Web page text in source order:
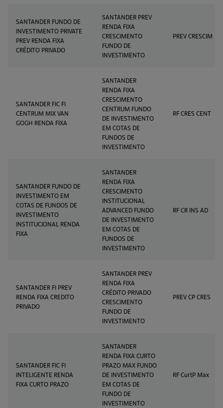
SANTANDER FUNDO DE
INVESTIMENTO PRIVATE
PREV RENDA FIXA
CRÉDITO PRIVADO
SANTANDER PREV
RENDA FIXA
CRESCIMENTO
FUNDO DE
INVESTIMENTO
PREV CRESCIM
SANTANDER FIC FI
CENTRUM MIX VAN
GOGH RENDA FIXA
SANTANDER
RENDA FIXA
CRESCIMENTO
CENTRUM FUNDO
DE INVESTIMENTO
EM COTAS DE
FUNDOS DE
INVESTIMENTO
RF CRES CENT
SANTANDER FUNDO DE
INVESTIMENTO EM
COTAS DE FUNDOS DE
INVESTIMENTO
INSTITUCIONAL RENDA
FIXA
SANTANDER
RENDA FIXA
CRESCIMENTO
INSTITUCIONAL
ADVANCED FUNDO
DE INVESTIMENTO
EM COTAS DE
FUNDOS DE
INVESTIMENTO
RF CR INS AD
SANTANDER FI PREV
RENDA FIXA CREDITO
PRIVADO
SANTANDER PREV
RENDA FIXA
CRÉDITO PRIVADO
CRESCIMENTO
FUNDO DE
INVESTIMENTO
PREV CP CRES
SANTANDER FIC FI
INTELIGENTE RENDA
FIXA CURTO PRAZO
SANTANDER
RENDA FIXA CURTO
PRAZO MAX FUNDO
DE INVESTIMENTO
EM COTAS DE
FUNDO DE
INVESTIMENTO
RF CurtP Max